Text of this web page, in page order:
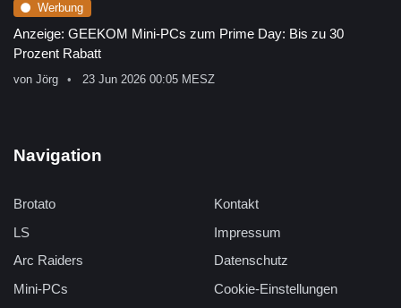
Werbung
Anzeige: GEEKOM Mini-PCs zum Prime Day: Bis zu 30
Prozent Rabatt
von Jörg 23 Jun 2026 00:05 MESZ
Navigation
Brotato
LS
Arc Raiders
Mini-PCs
Kontakt
Impressum
Datenschutz
Cookie-Einstellungen